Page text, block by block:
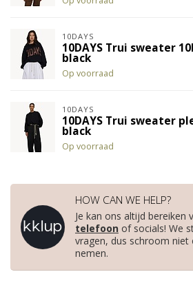
10DAYS
10DAYS Trui sweater
black
Op voorraad
10DAYS
10DAYS Trui sweater
black
Op voorraad
HOW CAN WE HELP?
Je kan ons altijd bereiken
telefoon of socials! We
vragen, dus schroom
nemen.